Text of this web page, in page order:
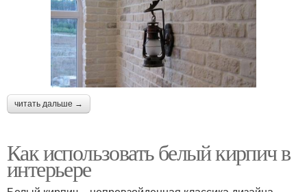
читать дальше →
Как использовать белый кирпич в
интерьере